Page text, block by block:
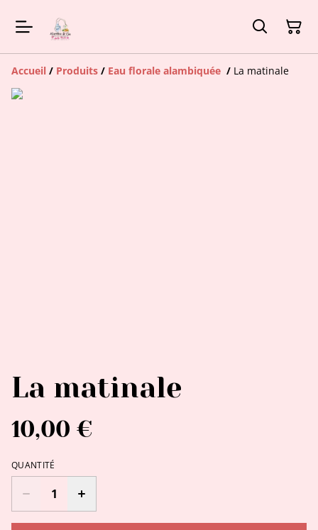
Accueil / Produits / Eau florale alambiquée / La matinale
La matinale
10,00 €
QUANTITÉ